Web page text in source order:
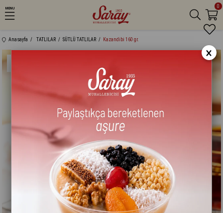
MENU 0
Anasayfa TATLILAR SÜTLÜ TATLILAR Kazandibi 160 gr.
×